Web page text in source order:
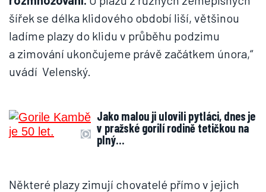
šířek se délka klidového období liší, většinou
ladíme plazy do klidu v průběhu podzimu
a zimování ukončujeme právě začátkem února,“
uvádí Velenský.
Jako malou ji ulovili pytláci, dnes je
v pražské gorilí rodině tetičkou na
plný…
Některé plazy zimují chovatelé přímo v jejich